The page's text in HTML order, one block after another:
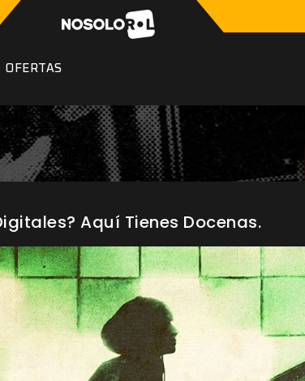
OFERTAS
Aquí Tienes Docenas.